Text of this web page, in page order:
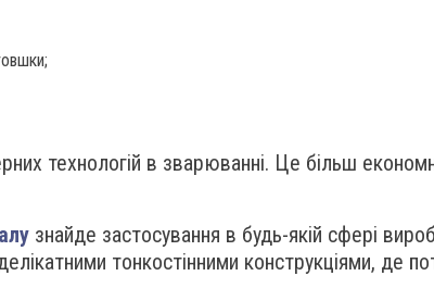
технологій в зварюванні. Це більш
знайде застосування в будь-якій сфері
тонкостінними конструкціями, де